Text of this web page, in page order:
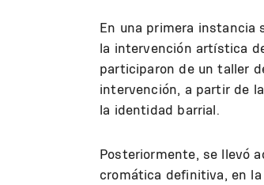
En una primera instancia
la intervención artística
participaron de un taller
intervención, a partir de
la identidad barrial.
Posteriormente, se llevó
cromática definitiva, en